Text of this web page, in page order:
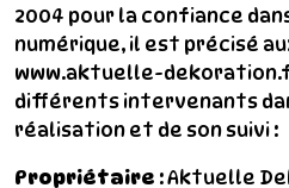
2004 pour la confiance
numérique, il est précisé
www.aktuelle-
différents intervenants
réalisation et de son suivi :
Propriétaire : Aktuelle